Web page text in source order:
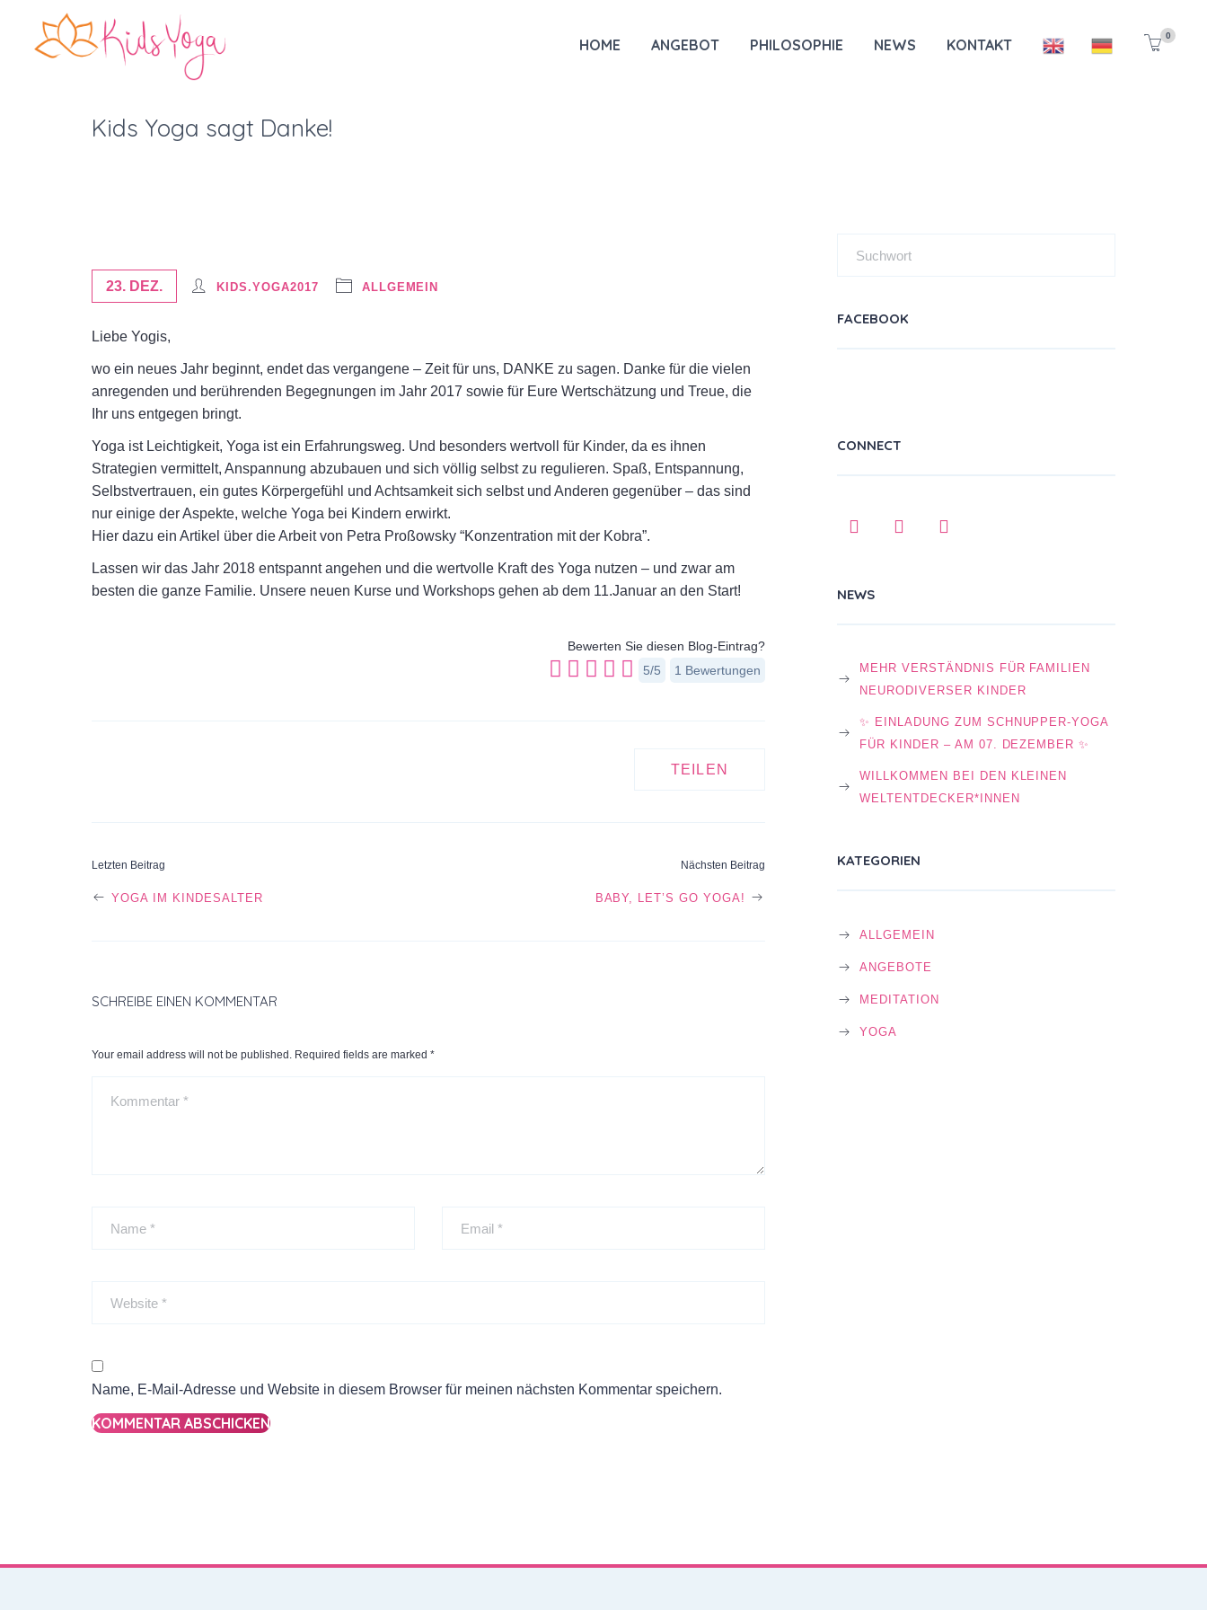
0
HOME ANGEBOT PHILOSOPHIE NEWS KONTAKT
Kids Yoga sagt Danke!
23. DEZ. KIDS.YOGA2017 ALLGEMEIN
Liebe Yogis,
wo ein neues Jahr beginnt, endet das vergangene – Zeit für uns, DANKE zu sagen. Danke für die vielen
anregenden und berührenden Begegnungen im Jahr 2017 sowie für Eure Wertschätzung und Treue, die
Ihr uns entgegen bringt.
Yoga ist Leichtigkeit, Yoga ist ein Erfahrungsweg. Und besonders wertvoll für Kinder, da es ihnen
Strategien vermittelt, Anspannung abzubauen und sich völlig selbst zu regulieren. Spaß, Entspannung,
Selbstvertrauen, ein gutes Körpergefühl und Achtsamkeit sich selbst und Anderen gegenüber – das sind
nur einige der Aspekte, welche Yoga bei Kindern erwirkt.
Hier dazu ein Artikel über die Arbeit von Petra Proßowsky “Konzentration mit der Kobra”.
Lassen wir das Jahr 2018 entspannt angehen und die wertvolle Kraft des Yoga nutzen – und zwar am
besten die ganze Familie. Unsere neuen Kurse und Workshops gehen ab dem 11.Januar an den Start!
Bewerten Sie diesen Blog-Eintrag?
5/5
1 Bewertungen
TEILEN
Letzten Beitrag
YOGA IM KINDESALTER
Nächsten Beitrag
BABY, LET’S GO YOGA!
SCHREIBE EINEN KOMMENTAR
Your email address will not be published. Required fields are marked *
Name, E-Mail-Adresse und Website in diesem Browser für meinen nächsten Kommentar speichern.
FACEBOOK
CONNECT
NEWS
MEHR VERSTÄNDNIS FÜR FAMILIEN
NEURODIVERSER KINDER
✨ EINLADUNG ZUM SCHNUPPER-YOGA
FÜR KINDER – AM 07. DEZEMBER ✨
WILLKOMMEN BEI DEN KLEINEN
WELTENTDECKER*INNEN
KATEGORIEN
ALLGEMEIN
ANGEBOTE
MEDITATION
YOGA